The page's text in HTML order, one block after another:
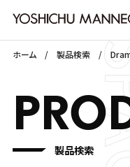
ホーム 製品検索
製品検索